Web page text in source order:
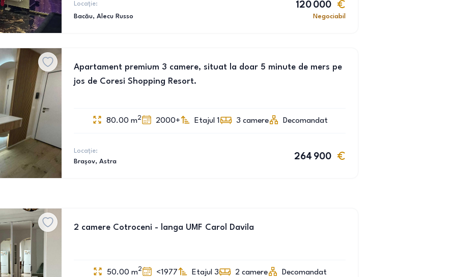
Locație:
Bacău, Alecu Russo
120 000
Negociabil
Apartament premium 3 camere, situat la doar 5 minute de mers pe
jos de Coresi Shopping Resort.
80.00 m2 2000+ Etajul 1 3 camere Decomandat
Locație:
Brașov, Astra
264 900
2 camere Cotroceni - langa UMF Carol Davila
50.00 m2 <1977 Etajul 3 2 camere Decomandat